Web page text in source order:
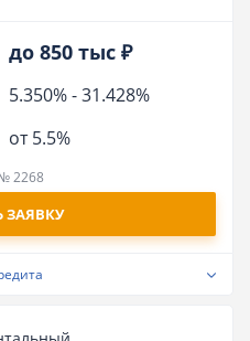
до 850 тыс ₽
5.350%-31.428%
от 5.5%
2268
ЗАЯВКУ